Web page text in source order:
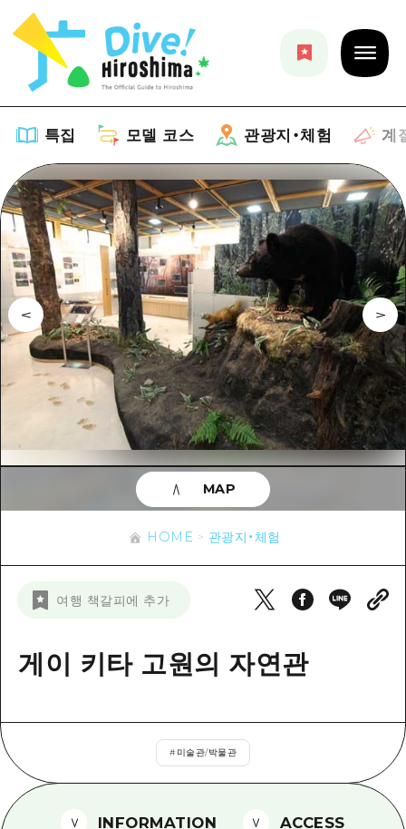
특집 모델 코스 관광지・체험 계
특집
목록
추천
아트
이벤트/축제
음식/술
사이클링
쇼핑
스포츠
나이트 라이프
기준
치유
모델 코스
목록
Dive! Hiroshima 공식 가이드
Hiroshima Moshimo Travel
히로시마시 주변
아키(安芸)
빈고(備後)
미야지마(宮島) 주변
빠른 여행
반나절
1박 2일
2박 3일
관광지・체험
목록
히로시마시 주변
아키(安芸)
빈고(備後)
비북(備北)
게이호쿠(芸北)
야마구치(山口)현 동부
시마네(島根)현
계절 정보
이벤트
유용한 정보
목록
접근
히로시마 OMOTENASHI 패스
외국인 여행자용 거리 관광안내소
뉴스
HOME 관광지・체험
여행 책갈피에 추가
게이 키타 고원의 자연관
# 미술관/박물관
MAP
INFORMATION ACCESS